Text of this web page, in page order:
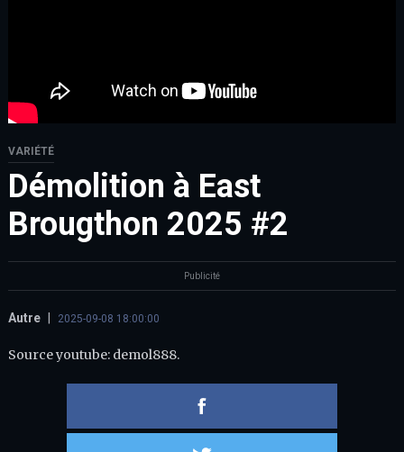
VARIÉTÉ
Démolition à East
Brougthon 2025 #2
Publicité
Autre 2025-09-08 18:00:00
Source youtube: demol888.